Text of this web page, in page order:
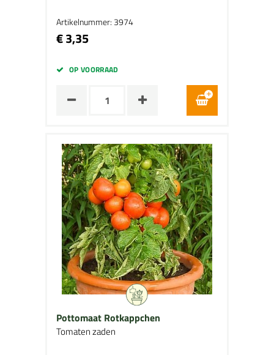
Artikelnummer: 3974
€ 3,35
OP VOORRAAD
Pottomaat Rotkappchen
Tomaten zaden